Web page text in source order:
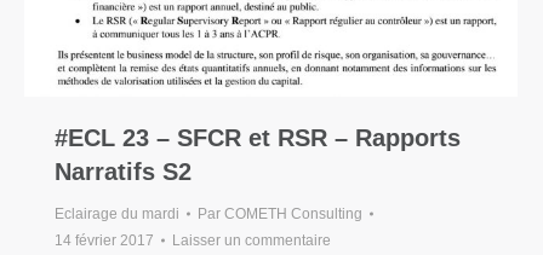
#ECL 23 – SFCR et RSR – Rapports
Narratifs S2
Eclairage du mardi Par COMETH Consulting
14 février 2017
Laisser un commentaire